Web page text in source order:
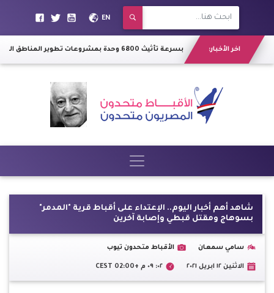
EN
اخر الأخبار:
مدبولى يكلف بسرعة تأثيث 6800 وحدة بمشروعات تطوير المناطق العشوائية لتسليمها لمستحقيها
شاهد أهم أخبار اليوم.. الإعتداء على أقباط قرية "المدمر"
بسوهاج ومقتل قبطي وإصابة آخرين
سامي سمعان الأقباط متحدون تيوب
الاثنين ١٢ ابريل ٢٠٢١ ٠٢: ٠٩ م +02:00 CEST